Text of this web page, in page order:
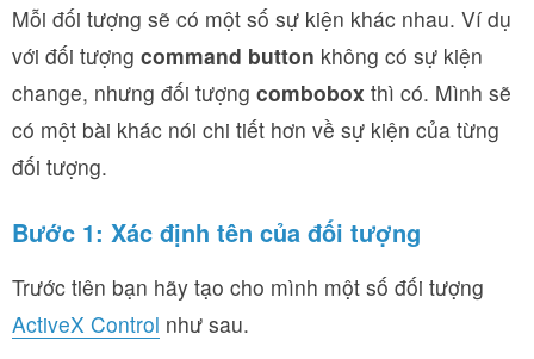
Mỗi đối tượng sẽ có một số sự kiện khác nhau. Ví dụ
với đối tượng command button không có sự kiện
change, nhưng đối tượng combobox thì có. Mình sẽ
có một bài khác nói chi tiết hơn về sự kiện của từng
đối tượng.
Bước 1: Xác định tên của đối tượng
Trước tiên bạn hãy tạo cho mình một số đối tượng
ActiveX Control như sau.